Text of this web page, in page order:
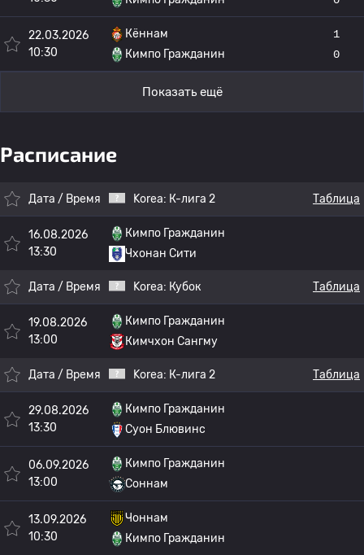
22.03.2026
10:30
Кённам
Кимпо Гражданин
1
0
Показать ещё
Расписание
Дата / Время Korea: К-лига 2 Таблица
16.08.2026
13:30
Кимпо Гражданин
Чхонан Сити
Дата / Время Korea: Кубок Таблица
19.08.2026
13:00
Кимпо Гражданин
Кимчхон Сангму
Дата / Время Korea: К-лига 2 Таблица
29.08.2026
13:30
Кимпо Гражданин
Суон Блювинс
06.09.2026
13:00
Кимпо Гражданин
Соннам
13.09.2026
10:30
Чоннам
Кимпо Гражданин